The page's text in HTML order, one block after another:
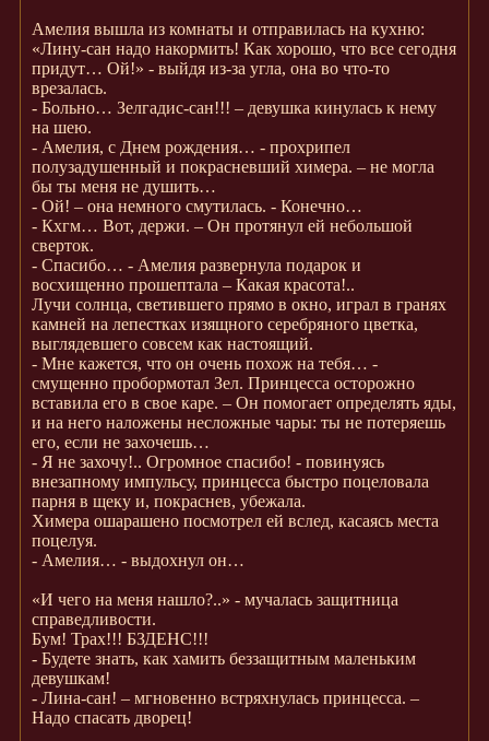
Амелия вышла из комнаты и отправилась на кухню:
«Лину-сан надо накормить! Как хорошо, что все сегодня
придут… Ой!» - выйдя из-за угла, она во что-то
врезалась.
- Больно… Зелгадис-сан!!! – девушка кинулась к нему
на шею.
- Амелия, с Днем рождения… - прохрипел
полузадушенный и покрасневший химера. – не могла
бы ты меня не душить…
- Ой! – она немного смутилась. - Конечно…
- Кхгм… Вот, держи. – Он протянул ей небольшой
сверток.
- Спасибо… - Амелия развернула подарок и
восхищенно прошептала – Какая красота!..
Лучи солнца, светившего прямо в окно, играл в гранях
камней на лепестках изящного серебряного цветка,
выглядевшего совсем как настоящий.
- Мне кажется, что он очень похож на тебя… -
смущенно пробормотал Зел. Принцесса осторожно
вставила его в свое каре. – Он помогает определять яды,
и на него наложены несложные чары: ты не потеряешь
его, если не захочешь…
- Я не захочу!.. Огромное спасибо! - повинуясь
внезапному импульсу, принцесса быстро поцеловала
парня в щеку и, покраснев, убежала.
Химера ошарашено посмотрел ей вслед, касаясь места
поцелуя.
- Амелия… - выдохнул он…
«И чего на меня нашло?..» - мучалась защитница
справедливости.
Бум! Трах!!! БЗДЕНС!!!
- Будете знать, как хамить беззащитным маленьким
девушкам!
- Лина-сан! – мгновенно встряхнулась принцесса. –
Надо спасать дворец!